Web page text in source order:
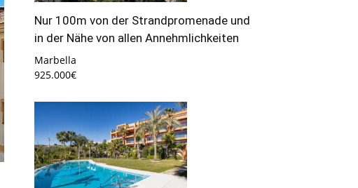
Nur 100m von der Strandpromenade und
in der Nähe von allen Annehmlichkeiten
Marbella
925.000€